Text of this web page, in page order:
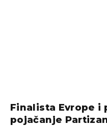
Finalista Evrope i
pojačanje